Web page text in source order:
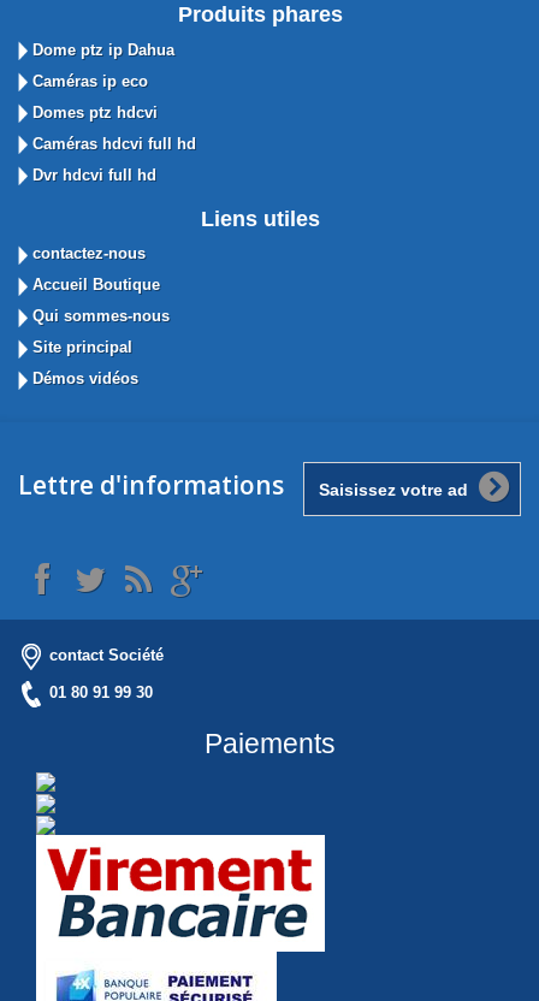
Produits phares
Dome ptz ip Dahua
Caméras ip eco
Domes ptz hdcvi
Caméras hdcvi full hd
Dvr hdcvi full hd
Liens utiles
contactez-nous
Accueil Boutique
Qui sommes-nous
Site principal
Démos vidéos
Lettre d'informations
contact Société
01 80 91 99 30
Paiements